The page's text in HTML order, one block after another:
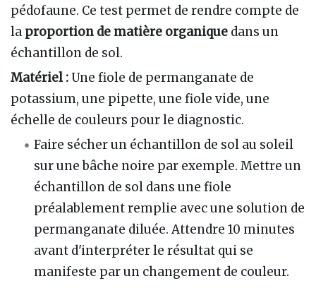
pédofaune. Ce test permet de rendre compte de
la proportion de matière organique dans un
échantillon de sol.
Matériel :Une fiole de permanganate de
potassium, une pipette, une fiole vide, une
échelle de couleurs pour le diagnostic.
Faire sécher un échantillon de sol au soleil
sur une bâche noire par exemple. Mettre un
échantillon de sol dans une fiole
préalablement remplie avec une solution de
permanganate diluée. Attendre 10 minutes
avant d'interpréter le résultat qui se
manifeste par un changement de couleur.